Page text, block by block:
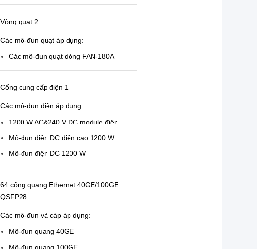
Vòng quạt 2
Các mô-đun quạt áp dụng:
Các mô-đun quạt dòng FAN-180A
Cổng cung cấp điện 1
Các mô-đun điện áp dụng:
1200 W AC&240 V DC module điện
Mô-đun điện DC điện cao 1200 W
Mô-đun điện DC 1200 W
64 cổng quang Ethernet 40GE/100GE
QSFP28
Các mô-đun và cáp áp dụng:
Mô-đun quang 40GE
Mô-đun quang 100GE